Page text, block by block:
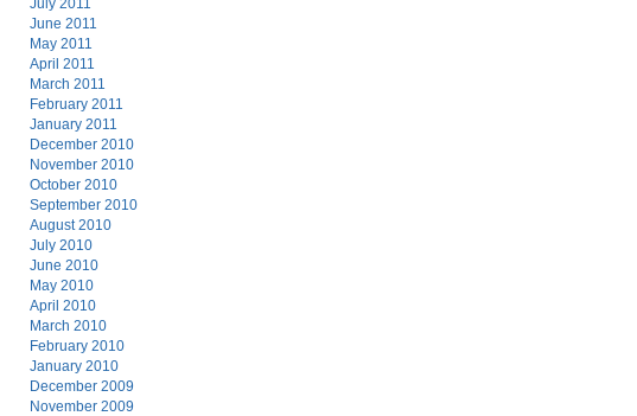
July 2011
June 2011
May 2011
April 2011
March 2011
February 2011
January 2011
December 2010
November 2010
October 2010
September 2010
August 2010
July 2010
June 2010
May 2010
April 2010
March 2010
February 2010
January 2010
December 2009
November 2009